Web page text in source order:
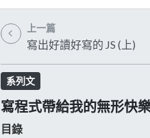
上一篇
寫出好讀好寫的 JS (上)
系列文
寫程式帶給我的無形快
目錄